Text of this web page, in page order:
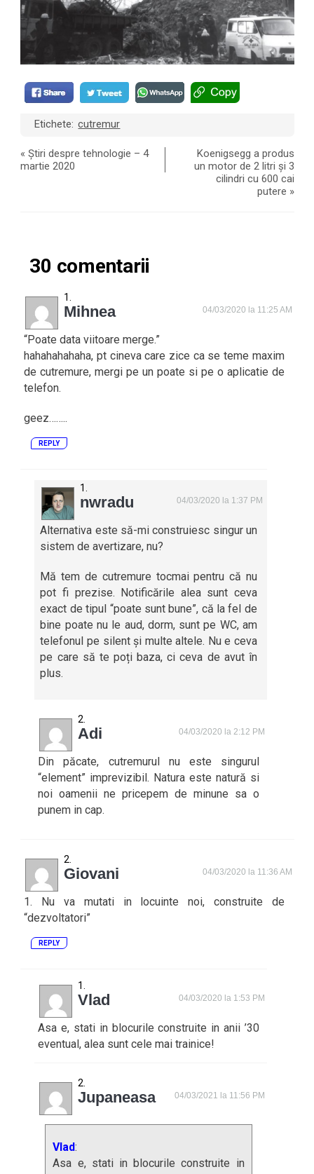
Etichete: cutremur
«Știri despre tehnologie – 4
martie 2020
Koenigsegg a produs
un motor de 2 litri și 3
cilindri cu 600 cai
putere »
30 comentarii
Mihnea 04/03/2020 la 11:25 AM
“Poate data viitoare merge.”
hahahahahaha, pt cineva care zice ca se teme maxim
de cutremure, mergi pe un poate si pe o aplicatie de
telefon.
geez……..
REPLY
nwradu 04/03/2020 la 1:37 PM
Alternativa este să-mi construiesc singur un
sistem de avertizare, nu?
Mă tem de cutremure tocmai pentru că nu
pot fi prezise. Notificările alea sunt ceva
exact de tipul “poate sunt bune”, că la fel de
bine poate nu le aud, dorm, sunt pe WC, am
telefonul pe silent și multe altele. Nu e ceva
pe care să te poți baza, ci ceva de avut în
plus.
Adi 04/03/2020 la 2:12 PM
Din păcate, cutremurul nu este singurul
“element” imprevizibil. Natura este natură si
noi oamenii ne pricepem de minune sa o
punem in cap.
Giovani 04/03/2020 la 11:36 AM
1. Nu va mutati in locuinte noi, construite de
“dezvoltatori”
REPLY
Vlad 04/03/2020 la 1:53 PM
Asa e, stati in blocurile construite in anii ’30
eventual, alea sunt cele mai trainice!
Jupaneasa 04/03/2021 la 11:56 PM
Vlad:
Asa e, stati in blocurile construite in